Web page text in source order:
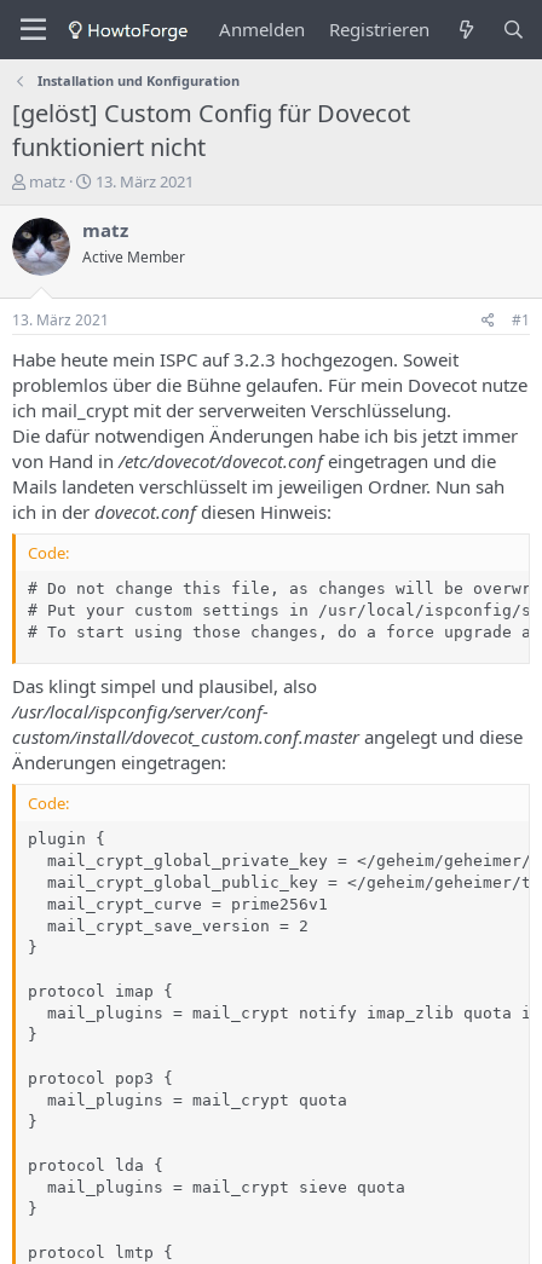
Anmelden Registrieren
Installation und Konfiguration
[gelöst] Custom Config für Dovecot
funktioniert nicht
E
s
t
e
e
r
e
s
T
h
e
m
s
matz
E
s
e
l
u
n
s
d
a
t
u
m
13. März 2021
matz
Active Member
13. März 2021 #1
Habe heute mein ISPC auf 3.2.3 hochgezogen. Soweit
problemlos über die Bühne gelaufen. Für mein Dovecot nutze
ich mail_crypt mit der serverweiten Verschlüsselung.
Die dafür notwendigen Änderungen habe ich bis jetzt immer
von Hand in /etc/dovecot/dovecot.confeingetragen und die
Mails landeten verschlüsselt im jeweiligen Ordner. Nun sah
ich in der dovecot.confdiesen Hinweis:
Code:
# Do not change this file, as changes will be
# Put your custom settings in /usr/local/ispconfig/
# To start using those changes, do a force
Das klingt simpel und plausibel, also
/usr/local/ispconfig/server/conf-
custom/install/dovecot_custom.conf.masterangelegt und diese
Änderungen eingetragen:
Code:
plugin {
mail_crypt_global_private_key = </geheim/geheimer/
mail_crypt_global_public_key = </geheim/geheimer/
  mail_crypt_curve = prime256v1
  mail_crypt_save_version = 2
}
protocol imap {
mail_plugins = mail_crypt notify imap_zlib quota
}
protocol pop3 {
  mail_plugins = mail_crypt quota
}
protocol lda {
  mail_plugins = mail_crypt sieve quota
}
protocol lmtp {